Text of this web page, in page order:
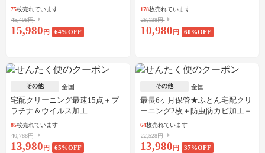
加工
75枚売れています
45,408円
15,980 円 64%OFF
178枚売れています
28,138円
10,980 円 60%OFF
その他 全国
宅配クリーニング最速15点＋プ
ラチナ＆ウイルス加工
85枚売れています
40,788円
13,980 円 65%OFF
その他 全国
最長6ヶ月保管★ふとん宅配クリ
ーニング2枚＋防虫防カビ加工＋
しみ抜き
64枚売れています
22,528円
13,980 円 37%OFF